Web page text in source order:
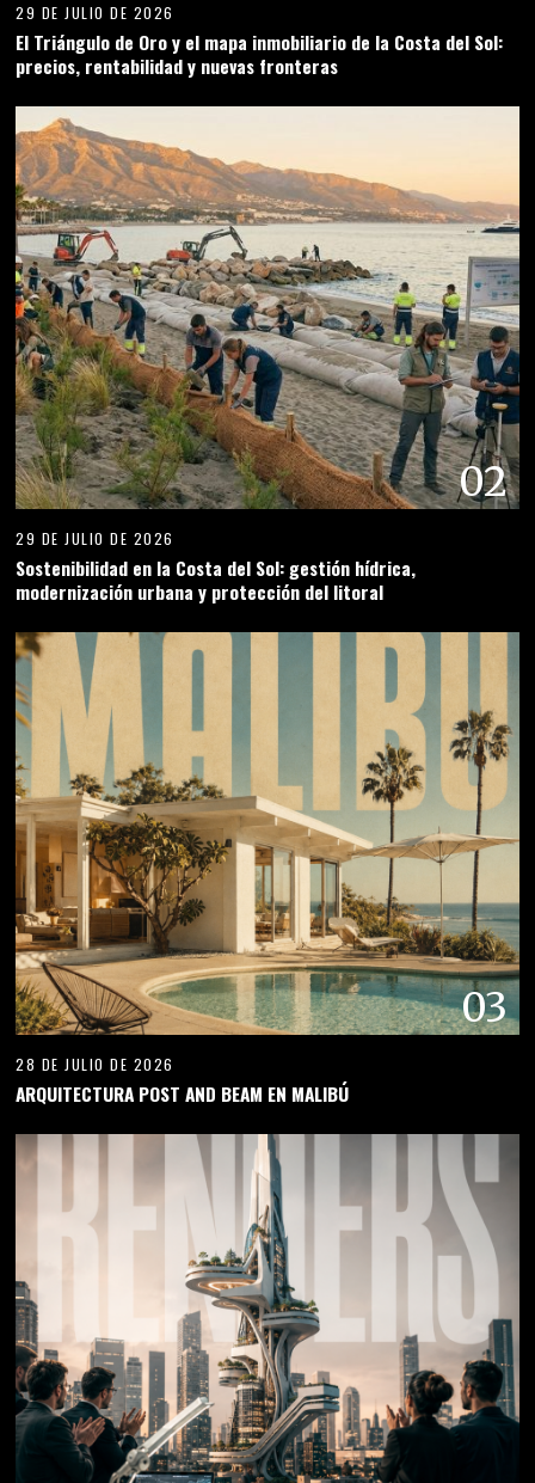
29 DE JULIO DE 2026
El Triángulo de Oro y el mapa inmobiliario de la Costa del Sol:
precios, rentabilidad y nuevas fronteras
02
29 DE JULIO DE 2026
Sostenibilidad en la Costa del Sol: gestión hídrica,
modernización urbana y protección del litoral
03
28 DE JULIO DE 2026
ARQUITECTURA POST AND BEAM EN MALIBÚ